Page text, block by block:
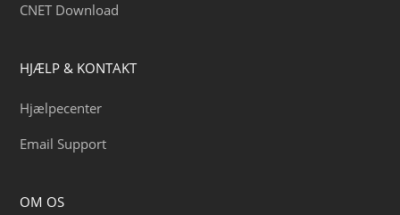
CNET Download
HJÆLP & KONTAKT
Hjælpecenter
Email Support
OM OS